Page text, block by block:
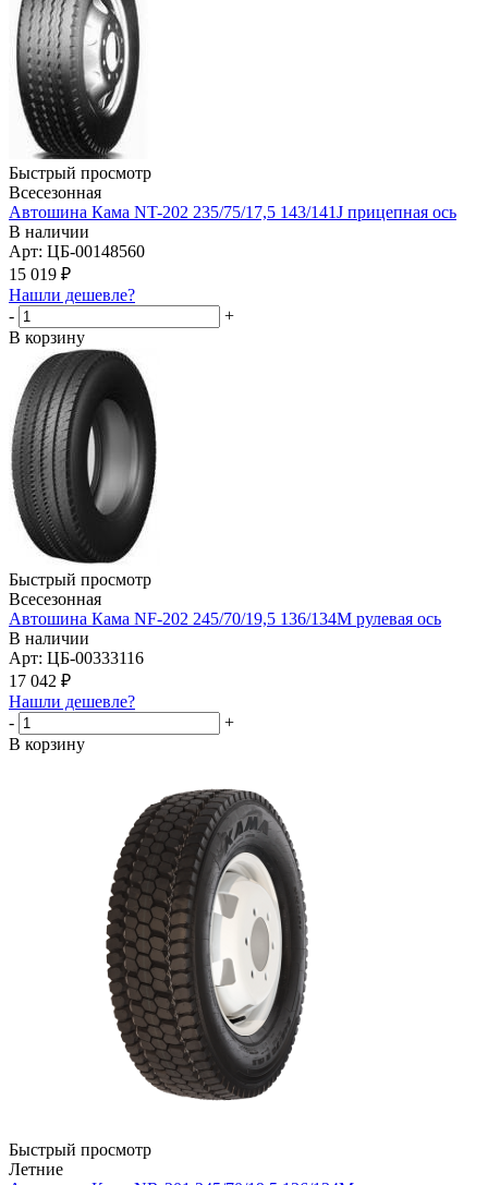
Быстрый просмотр
Всесезонная
Автошина Кама NT-202 235/75/17,5 143/141J прицепная ось
В наличии
Арт: ЦБ-00148560
15 019 ₽
Нашли дешевле?
-
+
В корзину
Быстрый просмотр
Всесезонная
Автошина Кама NF-202 245/70/19,5 136/134M рулевая ось
В наличии
Арт: ЦБ-00333116
17 042 ₽
Нашли дешевле?
-
+
В корзину
Быстрый просмотр
Летние